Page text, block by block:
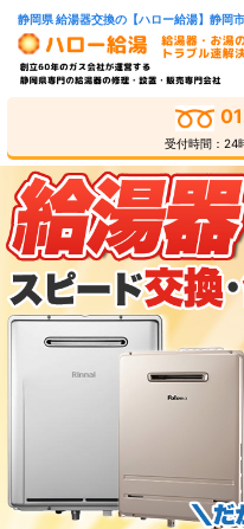
静岡県 給湯器交換の【ハロー給湯】静岡
受付時間：24